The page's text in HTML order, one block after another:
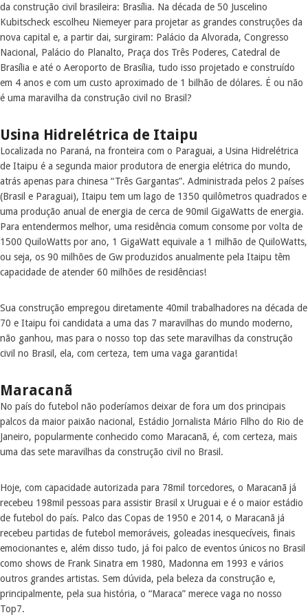
da construção civil brasileira: Brasília. Na década de 50 Juscelino
Kubitscheck escolheu Niemeyer para projetar as grandes construções da
nova capital e, a partir dai, surgiram: Palácio da Alvorada, Congresso
Nacional, Palácio do Planalto, Praça dos Três Poderes, Catedral de
Brasília e até o Aeroporto de Brasília, tudo isso projetado e construído
em 4 anos e com um custo aproximado de 1 bilhão de dólares. É ou não
é uma maravilha da construção civil no Brasil?
Usina Hidrelétrica de Itaipu
Localizada no Paraná, na fronteira com o Paraguai, a Usina Hidrelétrica
de Itaipu é a segunda maior produtora de energia elétrica do mundo,
atrás apenas para chinesa “Três Gargantas”. Administrada pelos 2 países
(Brasil e Paraguai), Itaipu tem um lago de 1350 quilômetros quadrados e
uma produção anual de energia de cerca de 90mil GigaWatts de energia.
Para entendermos melhor, uma residência comum consome por volta de
1500 QuiloWatts por ano, 1 GigaWatt equivale a 1 milhão de QuiloWatts,
ou seja, os 90 milhões de Gw produzidos anualmente pela Itaipu têm
capacidade de atender 60 milhões de residências!
Sua construção empregou diretamente 40mil trabalhadores na década de
70 e Itaipu foi candidata a uma das 7 maravilhas do mundo moderno,
não ganhou, mas para o nosso top das sete maravilhas da construção
civil no Brasil, ela, com certeza, tem uma vaga garantida!
Maracanã
No país do futebol não poderíamos deixar de fora um dos principais
palcos da maior paixão nacional, Estádio Jornalista Mário Filho do Rio de
Janeiro, popularmente conhecido como Maracanã, é, com certeza, mais
uma das sete maravilhas da construção civil no Brasil.
Hoje, com capacidade autorizada para 78mil torcedores, o Maracanã já
recebeu 198mil pessoas para assistir Brasil x Uruguai e é o maior estádio
de futebol do país. Palco das Copas de 1950 e 2014, o Maracanã já
recebeu partidas de futebol memoráveis, goleadas inesquecíveis, finais
emocionantes e, além disso tudo, já foi palco de eventos únicos no Brasil
como shows de Frank Sinatra em 1980, Madonna em 1993 e vários
outros grandes artistas. Sem dúvida, pela beleza da construção e,
principalmente, pela sua história, o “Maraca” merece vaga no nosso
Top7.